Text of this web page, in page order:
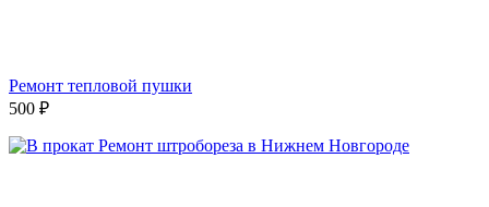
Ремонт тепловой пушки
500 ₽